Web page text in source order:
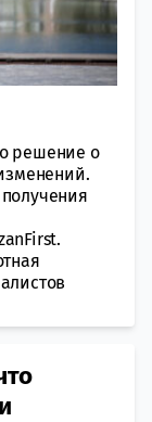
решение о